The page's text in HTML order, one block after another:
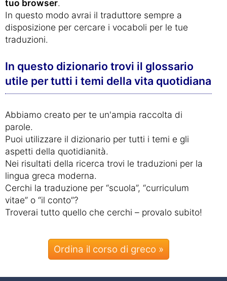
tuo browser.
In questo modo avrai il traduttore sempre a
disposizione per cercare i vocaboli per le tue
traduzioni.
In questo dizionario trovi il glossario
utile per tutti i temi della vita quotidiana
Abbiamo creato per te un'ampia raccolta di
parole.
Puoi utilizzare il dizionario per tutti i temi e gli
aspetti della quotidianità.
Nei risultati della ricerca trovi le traduzioni per la
lingua greca moderna.
Cerchi la traduzione per “scuola”, “curriculum
vitae” o “il conto”?
Troverai tutto quello che cerchi – provalo subito!
Ordina il corso di greco »